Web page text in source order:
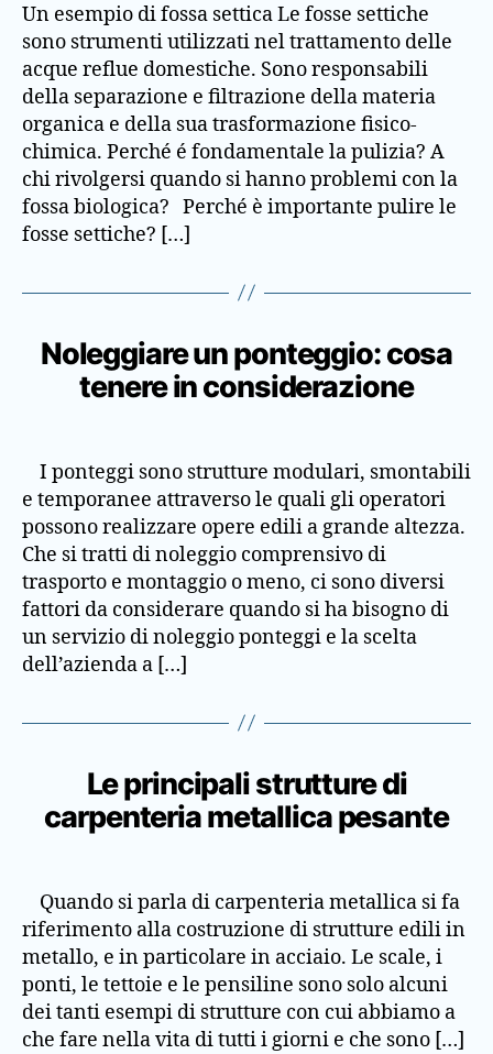
Un esempio di fossa settica Le fosse settiche
sono strumenti utilizzati nel trattamento delle
acque reflue domestiche. Sono responsabili
della separazione e filtrazione della materia
organica e della sua trasformazione fisico-
chimica. Perché é fondamentale la pulizia? A
chi rivolgersi quando si hanno problemi con la
fossa biologica? Perché è importante pulire le
fosse settiche? […]
Noleggiare un ponteggio: cosa
tenere in considerazione
I ponteggi sono strutture modulari, smontabili
e temporanee attraverso le quali gli operatori
possono realizzare opere edili a grande altezza.
Che si tratti di noleggio comprensivo di
trasporto e montaggio o meno, ci sono diversi
fattori da considerare quando si ha bisogno di
un servizio di noleggio ponteggi e la scelta
dell’azienda a […]
Le principali strutture di
carpenteria metallica pesante
Quando si parla di carpenteria metallica si fa
riferimento alla costruzione di strutture edili in
metallo, e in particolare in acciaio. Le scale, i
ponti, le tettoie e le pensiline sono solo alcuni
dei tanti esempi di strutture con cui abbiamo a
che fare nella vita di tutti i giorni e che sono […]